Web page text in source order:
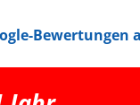
Kindersitz hinter dem
hat. Somit war für uns
Bewertungen